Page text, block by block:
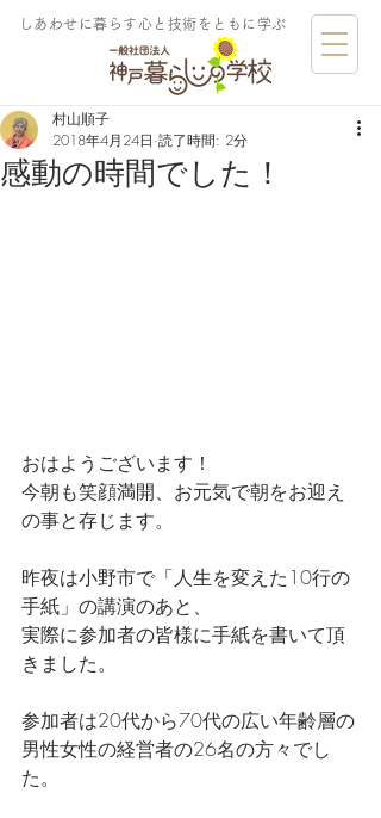
しあわせに暮らす​心と技術をともに学ぶ
感動の時間でした！
村山順子
2018年4月24日 読了時間: 2分
おはようございます！
今朝も笑顔満開、お元気で朝をお迎え
の事と存じます。
昨夜は小野市で「人生を変えた10行の
手紙」の講演のあと、
実際に参加者の皆様に手紙を書いて頂
きました。
参加者は20代から70代の広い年齢層の
男性女性の経営者の26名の方々でし
た。